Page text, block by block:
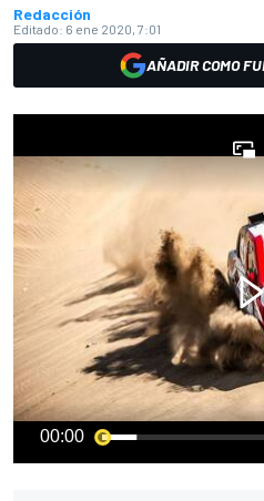
Redacción
Editado: 6 ene 2020, 7:01
AÑADIR COMO
00:00